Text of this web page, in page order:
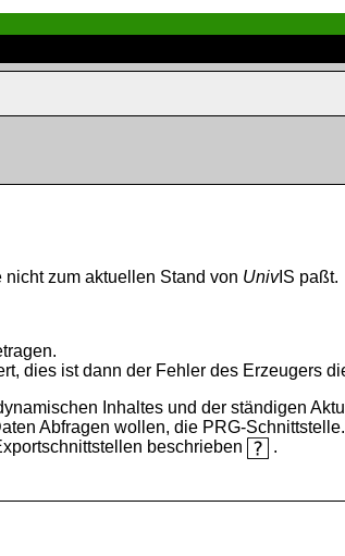
zum aktuellen Stand von UnivIS paßt.
dies ist dann der Fehler des Erzeugers
Inhaltes und der ständigen
Abfragen wollen, die PRG-Schnittstelle.
beschrieben
.